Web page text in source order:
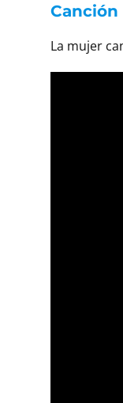
Canción
La mujer